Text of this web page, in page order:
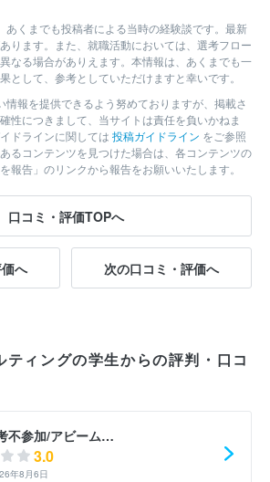
あくまでも投稿者による当時の経験談です。最新
ります。また、就職活動においては、選考フロー
なる場合がありえます。本情報は、あくまでも一
として、参考としていただけますと幸いです。
情報を提供できるよう努めておりますが、掲載さ
性につきまして、当サイトは責任を負いかねま
ドラインに関しては 投稿ガイドライン をご参照
るコンテンツを見つけた場合は、各コンテンツの
報告」のリンクから報告をお願いいたします。
口コミ・評価TOPへ
へ 次の口コミ・評価へ
ティングの学生からの評判・口コ
不参加/アビーム…
3.0
年8月6日